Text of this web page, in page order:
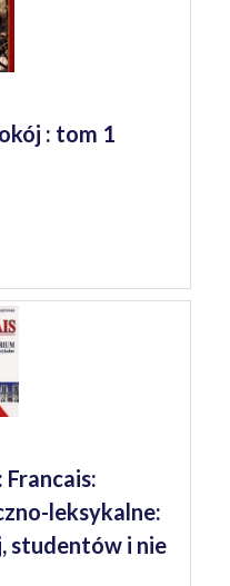
: tom 1
leksykalne:
studentów i nie